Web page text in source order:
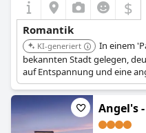
$
Romantik
KI-generiert
In einem
bekannten Stadt gelegen,
auf Entspannung und eine
beruhigende Umgebung ist
Kurzurlaub.
Angel's